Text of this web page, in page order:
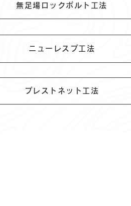
無足場ロックボルト工法
ニューレスプ工法
プレストネット工法